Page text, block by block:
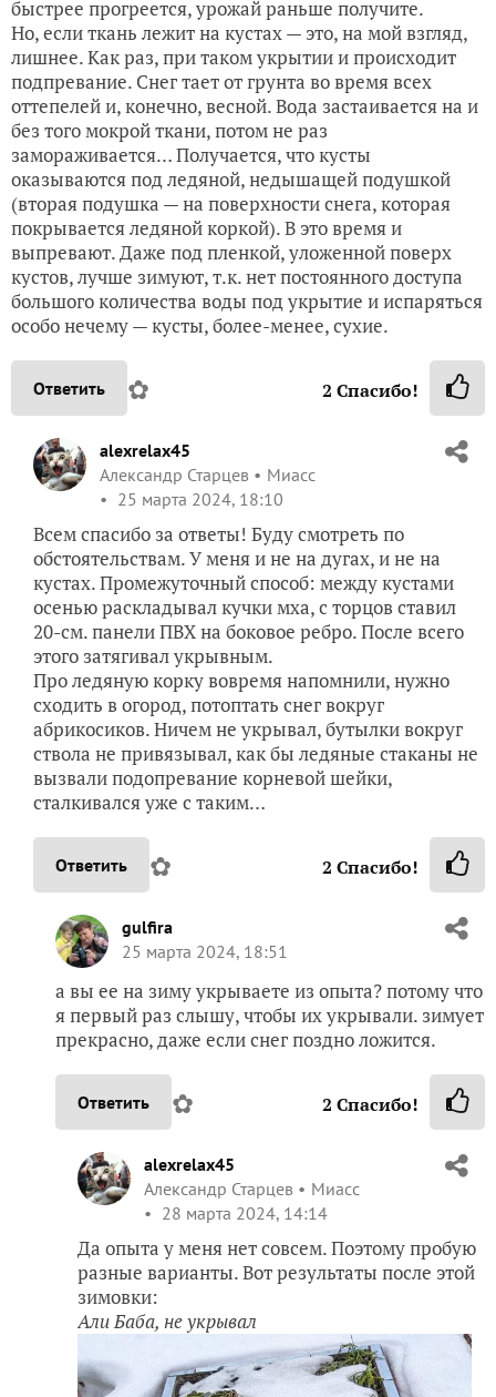
быстрее прогреется, урожай раньше получите.
Но, если ткань лежит на кустах — это, на мой взгляд,
лишнее. Как раз, при таком укрытии и происходит
подпревание. Снег тает от грунта во время всех
оттепелей и, конечно, весной. Вода застаивается на и
без того мокрой ткани, потом не раз
замораживается… Получается, что кусты
оказываются под ледяной, недышащей подушкой
(вторая подушка — на поверхности снега, которая
покрывается ледяной коркой). В это время и
выпревают. Даже под пленкой, уложенной поверх
кустов, лучше зимуют, т.к. нет постоянного доступа
большого количества воды под укрытие и испаряться
особо нечему — кусты, более-менее, сухие.
Ответить ✿ 2 Спасибо!
alexrelax45
Александр Старцев
Миасс
25 марта 2024, 18:10
Всем спасибо за ответы! Буду смотреть по
обстоятельствам. У меня и не на дугах, и не на
кустах. Промежуточный способ: между кустами
осенью раскладывал кучки мха, с торцов ставил
20-см. панели ПВХ на боковое ребро. После всего
этого затягивал укрывным.
Про ледяную корку вовремя напомнили, нужно
сходить в огород, потоптать снег вокруг
абрикосиков. Ничем не укрывал, бутылки вокруг
ствола не привязывал, как бы ледяные стаканы не
вызвали подопревание корневой шейки,
сталкивался уже с таким…
Ответить ✿ 2 Спасибо!
gulfira
25 марта 2024, 18:51
а вы ее на зиму укрываете из опыта? потому что
я первый раз слышу, чтобы их укрывали. зимует
прекрасно, даже если снег поздно ложится.
Ответить ✿ 2 Спасибо!
alexrelax45
Александр Старцев
Миасс
28 марта 2024, 14:14
Да опыта у меня нет совсем. Поэтому пробую
разные варианты. Вот результаты после этой
зимовки:
Али Баба, не укрывал